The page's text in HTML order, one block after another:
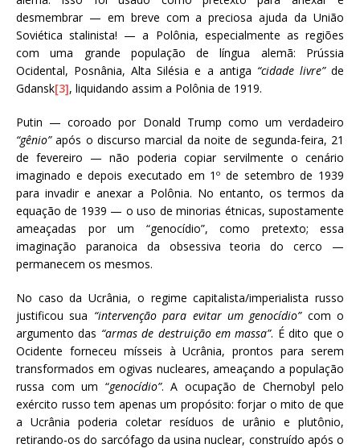
desmembrar — em breve com a preciosa ajuda da União
Soviética stalinista! — a Polônia, especialmente as regiões
com uma grande população de língua alemã: Prússia
Ocidental, Posnânia, Alta Silésia e a antiga “cidade livre”de
Gdansk[3], liquidando assim a Polônia de 1919.
Putin — coroado por Donald Trump como um verdadeiro
“gênio”após o discurso marcial da noite de segunda-feira, 21
de fevereiro — não poderia copiar servilmente o cenário
imaginado e depois executado em 1º de setembro de 1939
para invadir e anexar a Polônia. No entanto, os termos da
equação de 1939 — o uso de minorias étnicas, supostamente
ameaçadas por um “genocídio”, como pretexto; essa
imaginação paranoica da obsessiva teoria do cerco —
permanecem os mesmos.
No caso da Ucrânia, o regime capitalista/imperialista russo
justificou sua “intervenção para evitar um genocídio”com o
argumento das “armas de destruição em massa”. É dito que o
Ocidente forneceu mísseis à Ucrânia, prontos para serem
transformados em ogivas nucleares, ameaçando a população
russa com um “genocídio”. A ocupação de Chernobyl pelo
exército russo tem apenas um propósito: forjar o mito de que
a Ucrânia poderia coletar resíduos de urânio e plutônio,
retirando-os do sarcófago da usina nuclear, construído após o